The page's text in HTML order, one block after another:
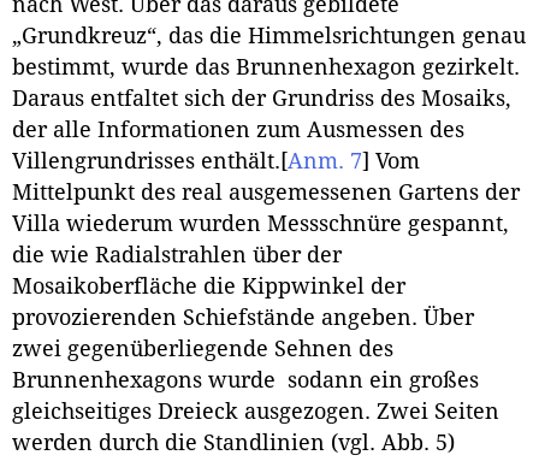
nach West. Über das daraus gebildete
„Grundkreuz“, das die Himmelsrichtungen genau
bestimmt, wurde das Brunnenhexagon gezirkelt.
Daraus entfaltet sich der Grundriss des Mosaiks,
der alle Informationen zum Ausmessen des
Villengrundrisses enthält. [Anm. 7] Vom
Mittelpunkt des real ausgemessenen Gartens der
Villa wiederum wurden Messschnüre gespannt,
die wie Radialstrahlen über der
Mosaikoberfläche die Kippwinkel der
provozierenden Schiefstände angeben. Über
zwei gegenüberliegende Sehnen des
Brunnenhexagons wurde sodann ein großes
gleichseitiges Dreieck ausgezogen. Zwei Seiten
werden durch die Standlinien (vgl. Abb. 5)